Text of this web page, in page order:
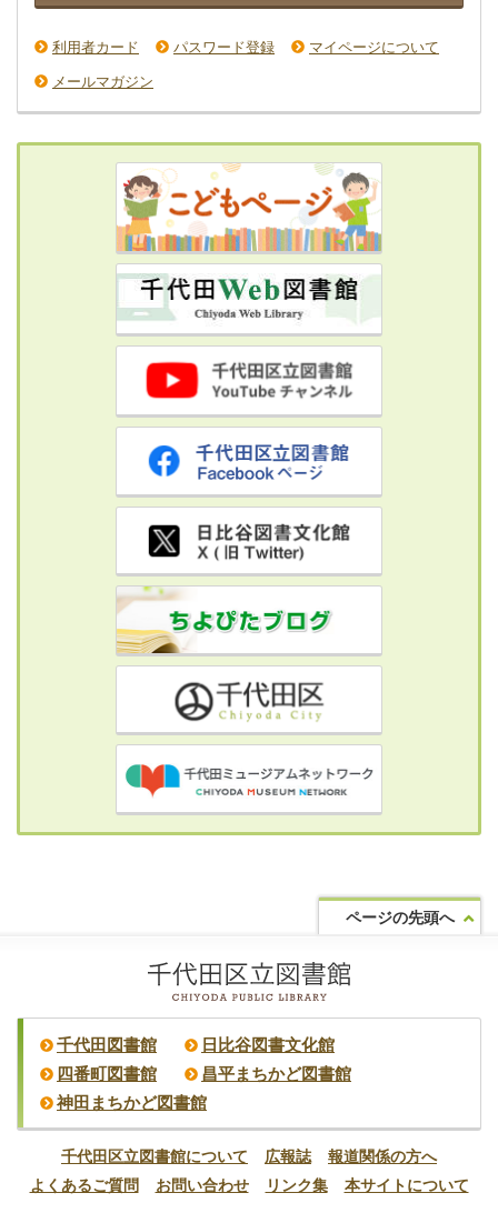
利用者カード パスワード登録
マイページについて
メールマガジン
ページの先頭へ
千代田図書館
日比谷図書文化館
四番町図書館
昌平まちかど図書館
神田まちかど図書館
千代田区立図書館について 広報誌
報道関係の方へ
よくあるご質問
お問い合わせ リンク集 本サイトについて